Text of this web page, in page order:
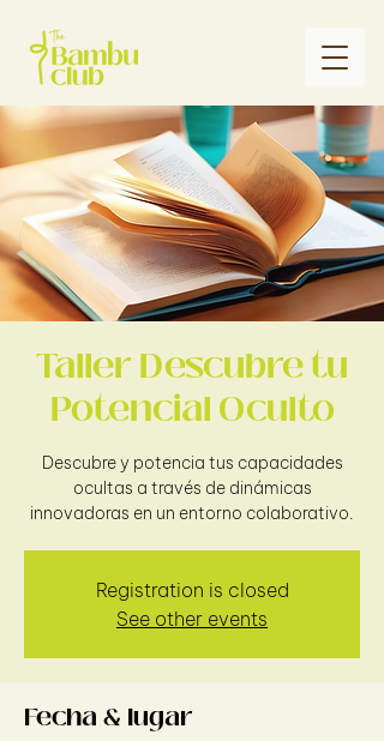
Taller Descubre tu
Potencial Oculto
Descubre y potencia tus capacidades
ocultas a través de dinámicas
innovadoras en un entorno colaborativo.
Registration is closed
See other events
Fecha & lugar